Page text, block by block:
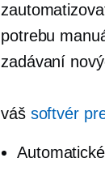
potrebu
zadávaní
váš softvér